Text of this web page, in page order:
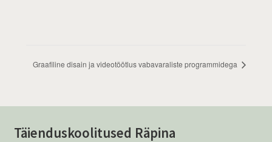
Graafiline disain ja videotöötlus vabavaraliste programmidega
Täienduskoolitused Räpina